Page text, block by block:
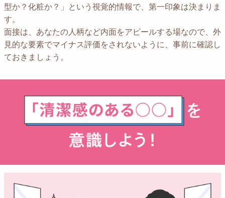
型か？化粧か？」という視覚的情報で、 第一印象は決まりま
す。
面接は、あなたの人柄など内面をアピールする場なので、 外
見的な要素でマイナス評価をされないように、事前に確認し
ておきましょう。